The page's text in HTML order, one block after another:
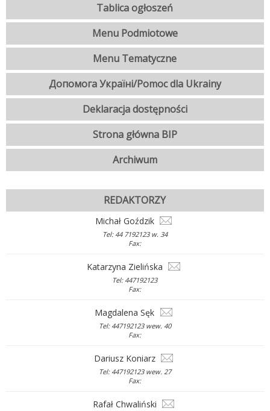
Tablica ogłoszeń
Menu Podmiotowe
Menu Tematyczne
Допомога Україні/Pomoc dla Ukrainy
Deklaracja dostępności
Strona główna BIP
Archiwum
REDAKTORZY
Michał Goździk
Tel: 44 7192123 w. 34
Fax:
Katarzyna Zielińska
Tel: 447192123
Fax:
Magdalena Sęk
Tel: 447192123 wew. 40
Fax:
Dariusz Koniarz
Tel: 447192123 wew. 27
Fax:
Rafał Chwaliński